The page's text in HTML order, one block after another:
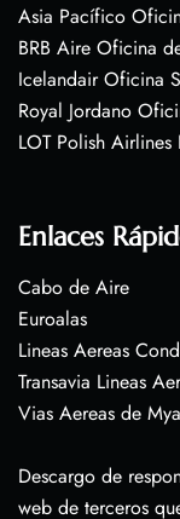
Asia Pacífico
BRB Aire Oficina
Icelandair Oficina
Royal Jordano
LOT Polish
Enlaces
Cabo de Aire
Euroalas
Lineas Aereas
Transavia Lineas
Vias Aereas de
Descargo de
web de terceros